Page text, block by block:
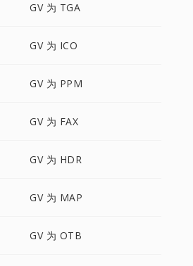
GV 为 TGA
GV 为 ICO
GV 为 PPM
GV 为 FAX
GV 为 HDR
GV 为 MAP
GV 为 OTB